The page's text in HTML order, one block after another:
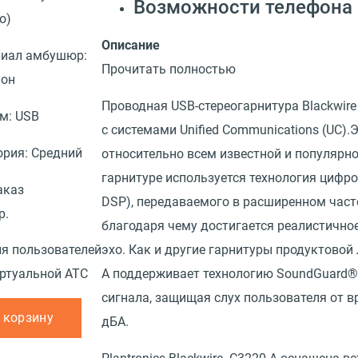
амбушюр:
USB
Средний
пользователей
АТС
Возможности телефона
Описание
Прочитать полностью
Проводная USB-стереогарнитура
с системами Unified Communications
относительно всем известной и
гарнитуре используется технология
DSP), передаваемого в расширенном
благодаря чему достигается
эхо. Как и другие гарнитуры
А поддерживает технологию
сигнала, защищая слух пользователя от
дБА.